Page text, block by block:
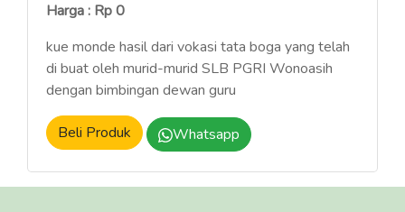
Harga : Rp 0
kue monde hasil dari vokasi tata boga yang telah
di buat oleh murid-murid SLB PGRI Wonoasih
dengan bimbingan dewan guru
Beli Produk Whatsapp